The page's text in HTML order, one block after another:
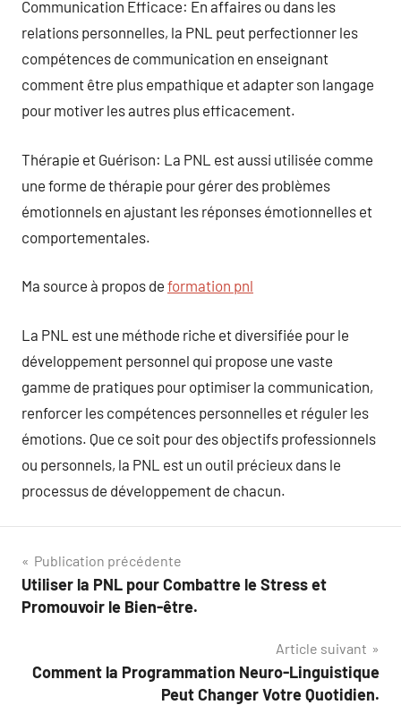
Communication Efficace: En affaires ou dans les
relations personnelles, la PNL peut perfectionner les
compétences de communication en enseignant
comment être plus empathique et adapter son langage
pour motiver les autres plus efficacement.
Thérapie et Guérison: La PNL est aussi utilisée comme
une forme de thérapie pour gérer des problèmes
émotionnels en ajustant les réponses émotionnelles et
comportementales.
Ma source à propos de formation pnl
La PNL est une méthode riche et diversifiée pour le
développement personnel qui propose une vaste
gamme de pratiques pour optimiser la communication,
renforcer les compétences personnelles et réguler les
émotions. Que ce soit pour des objectifs professionnels
ou personnels, la PNL est un outil précieux dans le
processus de développement de chacun.
Navigation
de
Publication précédente
Utiliser la PNL pour Combattre le Stress et
Promouvoir le Bien-être.
Article suivant
Comment la Programmation Neuro-Linguistique
Peut Changer Votre Quotidien.